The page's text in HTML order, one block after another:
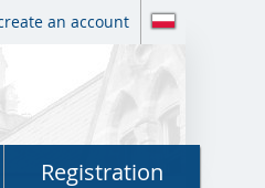
an account
Registration